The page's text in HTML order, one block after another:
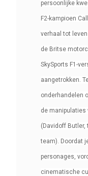
persoonlijke
F2-kampioen
verhaal tot
de Britse
SkySports F1-
aangetrokken.
onderhandelen
de manipulaties
(Davidoff
team). Doordat
personages,
cinematische